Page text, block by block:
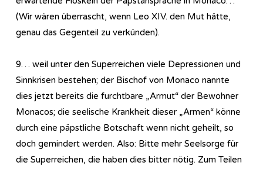
(Wir wären überrascht, wenn Leo XIV. den Mut hätte,
genau das Gegenteil zu verkünden).
9… weil unter den Superreichen viele Depressionen und
Sinnkrisen bestehen; der Bischof von Monaco nannte
dies jetzt bereits die furchtbare „Armut“ der Bewohner
Monacos; die seelische Krankheit dieser „Armen“ könne
durch eine päpstliche Botschaft wenn nicht geheilt, so
doch gemindert werden. Also: Bitte mehr Seelsorge für
die Superreichen, die haben dies bitter nötig. Zum Teilen